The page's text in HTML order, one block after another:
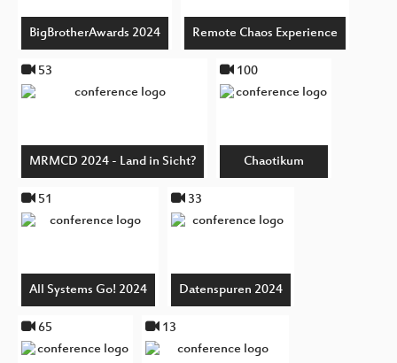
BigBrotherAwards 2024 Remote Chaos Experience
53
MRMCD 2024 - Land in Sicht?
100
Chaotikum
51
All Systems Go! 2024
33
Datenspuren 2024
65 13